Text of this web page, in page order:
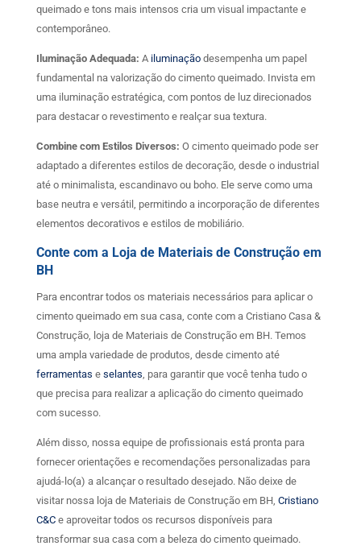
queimado e tons mais intensos cria um visual impactante e
contemporâneo.
Iluminação Adequada: A iluminação desempenha um papel
fundamental na valorização do cimento queimado. Invista em
uma iluminação estratégica, com pontos de luz direcionados
para destacar o revestimento e realçar sua textura.
Combine com Estilos Diversos: O cimento queimado pode ser
adaptado a diferentes estilos de decoração, desde o industrial
até o minimalista, escandinavo ou boho. Ele serve como uma
base neutra e versátil, permitindo a incorporação de diferentes
elementos decorativos e estilos de mobiliário.
Conte com a Loja de Materiais de Construção em
BH
Para encontrar todos os materiais necessários para aplicar o
cimento queimado em sua casa, conte com a Cristiano Casa &
Construção, loja de Materiais de Construção em BH. Temos
uma ampla variedade de produtos, desde cimento até
ferramentas e selantes , para garantir que você tenha tudo o
que precisa para realizar a aplicação do cimento queimado
com sucesso.
Além disso, nossa equipe de profissionais está pronta para
fornecer orientações e recomendações personalizadas para
ajudá-lo(a) a alcançar o resultado desejado. Não deixe de
visitar nossa loja de Materiais de Construção em BH, Cristiano
C&Ce aproveitar todos os recursos disponíveis para
transformar sua casa com a beleza do cimento queimado.